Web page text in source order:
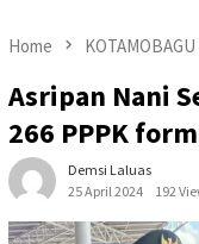
Home KOTAMOBAGU
Asripan Nani
266 PPPK
Demsi Laluas
25 April 2024
192